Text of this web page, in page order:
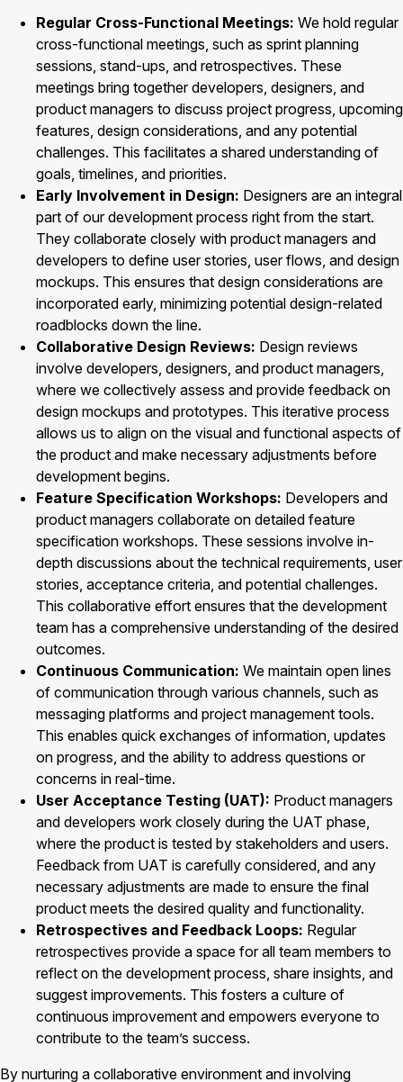
Regular Cross-Functional Meetings: We hold regular
cross-functional meetings, such as sprint planning
sessions, stand-ups, and retrospectives. These
meetings bring together developers, designers, and
product managers to discuss project progress, upcoming
features, design considerations, and any potential
challenges. This facilitates a shared understanding of
goals, timelines, and priorities.
Early Involvement in Design: Designers are an integral
part of our development process right from the start.
They collaborate closely with product managers and
developers to define user stories, user flows, and design
mockups. This ensures that design considerations are
incorporated early, minimizing potential design-related
roadblocks down the line.
Collaborative Design Reviews: Design reviews
involve developers, designers, and product managers,
where we collectively assess and provide feedback on
design mockups and prototypes. This iterative process
allows us to align on the visual and functional aspects of
the product and make necessary adjustments before
development begins.
Feature Specification Workshops: Developers and
product managers collaborate on detailed feature
specification workshops. These sessions involve in-
depth discussions about the technical requirements, user
stories, acceptance criteria, and potential challenges.
This collaborative effort ensures that the development
team has a comprehensive understanding of the desired
outcomes.
Continuous Communication: We maintain open lines
of communication through various channels, such as
messaging platforms and project management tools.
This enables quick exchanges of information, updates
on progress, and the ability to address questions or
concerns in real-time.
User Acceptance Testing (UAT): Product managers
and developers work closely during the UAT phase,
where the product is tested by stakeholders and users.
Feedback from UAT is carefully considered, and any
necessary adjustments are made to ensure the final
product meets the desired quality and functionality.
Retrospectives and Feedback Loops: Regular
retrospectives provide a space for all team members to
reflect on the development process, share insights, and
suggest improvements. This fosters a culture of
continuous improvement and empowers everyone to
contribute to the team’s success.
By nurturing a collaborative environment and involving